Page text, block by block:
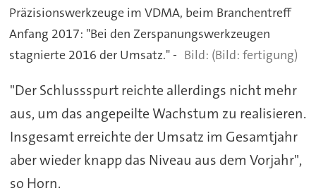
Präzisionswerkzeuge im VDMA, beim Branchentreff
Anfang 2017: "Bei den Zerspanungswerkzeugen
stagnierte 2016 der Umsatz." -
(Bild: fertigung)
"Der Schlussspurt reichte allerdings nicht mehr
aus, um das angepeilte Wachstum zu realisieren.
Insgesamt erreichte der Umsatz im Gesamtjahr
aber wieder knapp das Niveau aus dem Vorjahr",
so Horn.